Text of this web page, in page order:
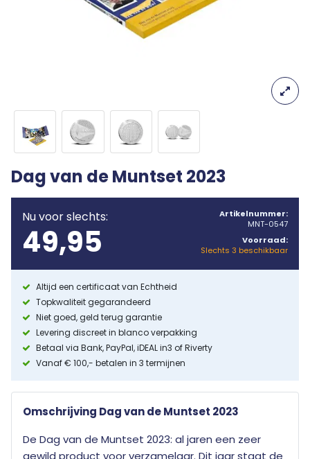
Dag van de Muntset 2023
Nu voor slechts:
49,95
Artikelnummer:
MNT-0547
Voorraad:
Slechts 3 beschikbaar
Altijd een certificaat van Echtheid
Topkwaliteit gegarandeerd
Niet goed, geld terug garantie
Levering discreet in blanco verpakking
Betaal via Bank, PayPal, iDEAL in3 of Riverty
Vanaf € 100,- betalen in 3 termijnen
Omschrijving Dag van de Muntset 2023
De Dag van de Muntset 2023: al jaren een zeer
gewild product voor verzamelaar. Dit jaar staat de